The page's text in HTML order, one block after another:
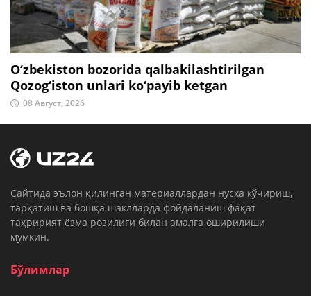
O‘zbekiston bozorida qalbakilashtirilgan
Qozog‘iston unlari ko‘payib ketgan
08 Август, 2026
Cайтида эълон қилинган материаллардан нусха кўчириш,
тарқатиш ва бошқа шаклларда фойдаланиш фақат
таҳририят ёзма розилиги билан амалга оширилиши
мумкин.
Бўлимлар